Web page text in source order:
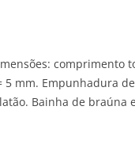
comprimento
5 mm. Empunhadura
Bainha de braúna